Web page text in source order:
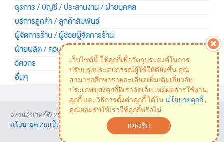
เว็บไซต์นี้ ใช้คุกกี้เพื่อวัตถุประสงค์ในการ
ปรับปรุงประสบการณ์ผู้ใช้ให้ดียิ่งขึ้น คุณ
สามารถศึกษารายละเอียดเพิ่มเติมเกี่ยวกับ
ประเภทของคุกกี้ที่เราจัดเก็บ เหตุผลการใช้งาน
คุกกี้ และวิธีการตั้งค่าคุกกี้ ได้ใน นโยบายคุกกี้,
คุณยอมรับให้เราใช้คุกกี้หรือไม่
ยอมรับ
ธุรการ / บัญชี / ประสานงาน / ฝ่ายบุคคล
บริการลูกค้า / ลูกค้าสัมพันธ์
ผู้จัดการร้าน / ผู้ช่วยผู้จัดการร้าน
ฝ่ายผลิต / ควบคุมคุณภาพ / โรงงาน
วิศวกร
อื่นๆ
สงวนลิขสิทธิ์© 2569 JOBshopthai.com | Powered by
นโยบายความเป็นส่วนตัว
ข้อตกลงบริการของบริษัท
นโยบายเรื่องการใช้
Cookie|v.1.1.7